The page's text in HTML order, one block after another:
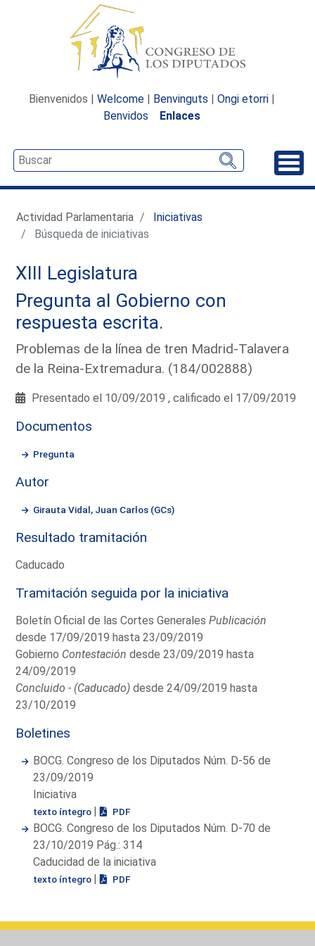
Bienvenidos | Welcome | Benvinguts | Ongi etorri |
Benvidos
Enlaces
Actividad Parlamentaria
Iniciativas
Búsqueda de iniciativas
XIII Legislatura
Pregunta al Gobierno con
respuesta escrita.
Problemas de la línea de tren Madrid-Talavera
de la Reina-Extremadura. (184/002888)
Presentado el 10/09/2019 , calificado el 17/09/2019
Documentos
Pregunta
Autor
Girauta Vidal, Juan Carlos (GCs)
Resultado tramitación
Caducado
Tramitación seguida por la iniciativa
Boletín Oficial de las Cortes GeneralesPublicación
desde 17/09/2019 hasta 23/09/2019
Gobierno Contestación desde 23/09/2019 hasta
24/09/2019
Concluido - (Caducado) desde 24/09/2019 hasta
23/10/2019
Boletines
BOCG. Congreso de los Diputados Núm. D-56 de
23/09/2019
Iniciativa
texto íntegro | PDF
BOCG. Congreso de los Diputados Núm. D-70 de
23/10/2019 Pág.: 314
Caducidad de la iniciativa
texto íntegro | PDF